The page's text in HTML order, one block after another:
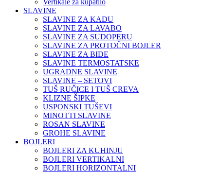
Vertikale za kupatilo
SLAVINE
SLAVINE ZA KADU
SLAVINE ZA LAVABO
SLAVINE ZA SUDOPERU
SLAVINE ZA PROTOČNI BOJLER
SLAVINE ZA BIDE
SLAVINE TERMOSTATSKE
UGRADNE SLAVINE
SLAVINE – SETOVI
TUŠ RUČICE I TUŠ CREVA
KLIZNE ŠIPKE
USPONSKI TUŠEVI
MINOTTI SLAVINE
ROSAN SLAVINE
GROHE SLAVINE
BOJLERI
BOJLERI ZA KUHINJU
BOJLERI VERTIKALNI
BOJLERI HORIZONTALNI